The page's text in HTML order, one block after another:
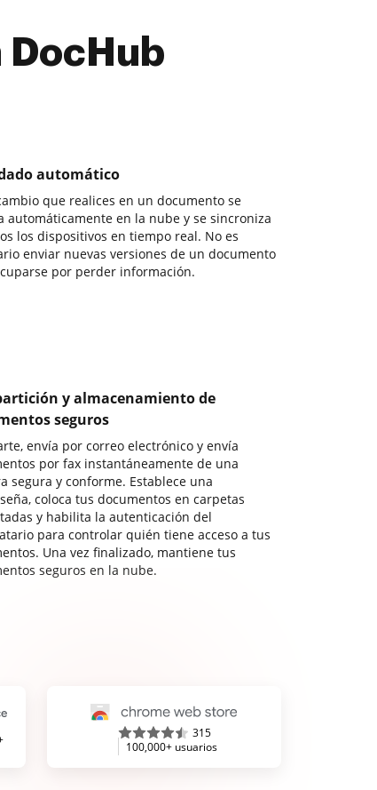
DocHub
automático
que realices en un documento se
automáticamente en la nube y se sincroniza
los dispositivos en tiempo real. No es
enviar nuevas versiones de un documento
por perder información.
y almacenamiento de
seguros
envía por correo electrónico y envía
por fax instantáneamente de una
segura y conforme. Establece una
coloca tus documentos en carpetas
y habilita la autenticación del
para controlar quién tiene acceso a tus
Una vez finalizado, mantiene tus
seguros en la nube.
315
100,000+ usuarios